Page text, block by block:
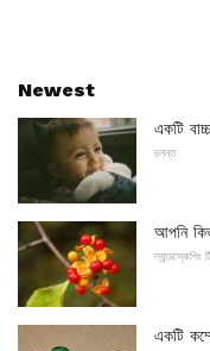
Newest
একটি
চলন্ত
আপনি
ল্যান্ডস্কেপিং
একটি